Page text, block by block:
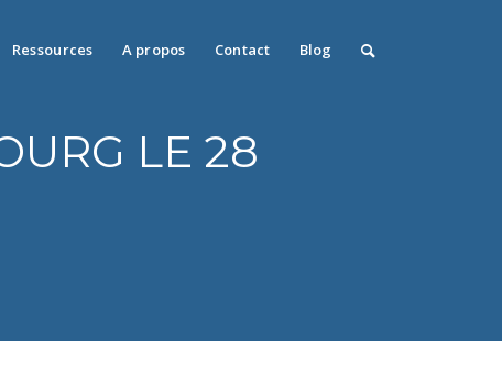
Ressources A propos Contact Blog
LE 28